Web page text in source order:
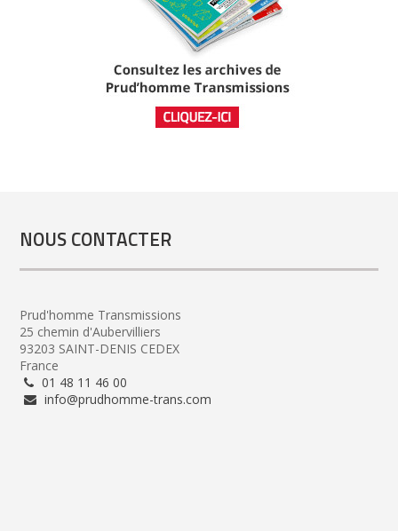
NOUS CONTACTER
Prud'homme Transmissions
25 chemin d'Aubervilliers
93203 SAINT-DENIS CEDEX
France
01 48 11 46 00
info@prudhomme-trans.com